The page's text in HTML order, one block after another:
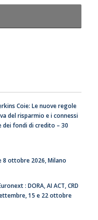
Coie: Le nuove regole
del risparmio e i connessi
fondi di credito – 30
8 ottobre 2026, Milano
: DORA, AI ACT, CRD
15 e 22 ottobre